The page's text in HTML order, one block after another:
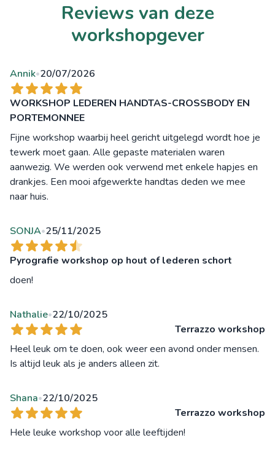
Reviews van deze
workshopgever
Annik•20/07/2026
WORKSHOP LEDEREN HANDTAS-CROSSBODY EN
PORTEMONNEE
Fijne workshop waarbij heel gericht uitgelegd wordt hoe je
tewerk moet gaan. Alle gepaste materialen waren
aanwezig. We werden ook verwend met enkele hapjes en
drankjes. Een mooi afgewerkte handtas deden we mee
naar huis.
SONJA•25/11/2025
Pyrografie workshop op hout of lederen schort
doen!
Nathalie•22/10/2025
Terrazzo workshop
Heel leuk om te doen, ook weer een avond onder mensen.
Is altijd leuk als je anders alleen zit.
Shana•22/10/2025
Terrazzo workshop
Hele leuke workshop voor alle leeftijden!